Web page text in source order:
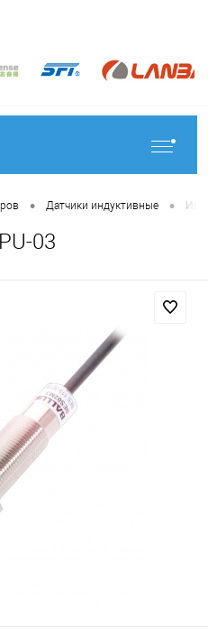
• Датчики индуктивные •
03